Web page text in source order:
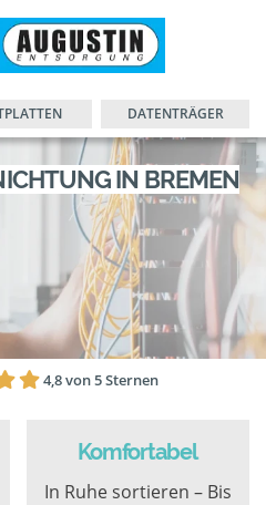
DATENTRÄGER
IN BREMEN
4,8 von 5 Sternen
Komfortabel
In Ruhe sortieren – Bis